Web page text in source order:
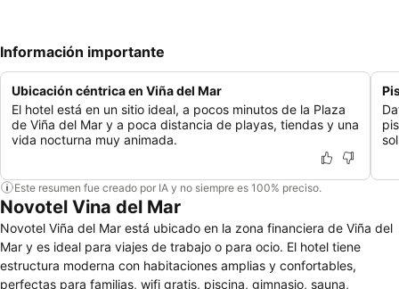
Información importante
Ubicación céntrica en Viña del Mar
El hotel está en un sitio ideal, a pocos minutos de la Plaza
de Viña del Mar y a poca distancia de playas, tiendas y una
vida nocturna muy animada.
Este resumen fue creado por IA y no siempre es 100% preciso.
Novotel Vina del Mar
Novotel Viña del Mar está ubicado en la zona financiera de Viña del
Mar y es ideal para viajes de trabajo o para ocio. El hotel tiene
estructura moderna con habitaciones amplias y confortables,
perfectas para familias, wifi gratis, piscina, gimnasio, sauna,